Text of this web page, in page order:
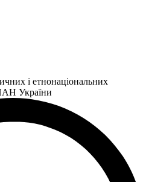
і етнонаціональних
України